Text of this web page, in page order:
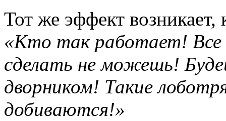
Тот же эффект
«Кто так работает! Все
сделать не можешь!
дворником! Такие
добиваются!»